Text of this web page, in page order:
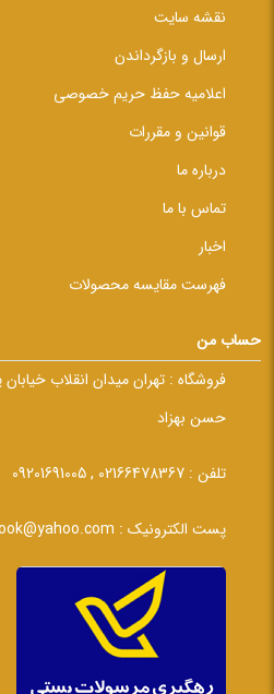
نقشه سایت
ارسال و بازگرداندن
اعلامیه حفظ حریم خصوصی
قوانین و مقررات
درباره ما
تماس با ما
اخبار
فهرست مقایسه محصولات
حساب من
فروشگاه : تهران میدان انقلاب
حسن بهزاد
تلفن : 02166478367 , 09201691005
پست الکترونیک :